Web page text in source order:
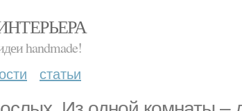
handmade!
статьи